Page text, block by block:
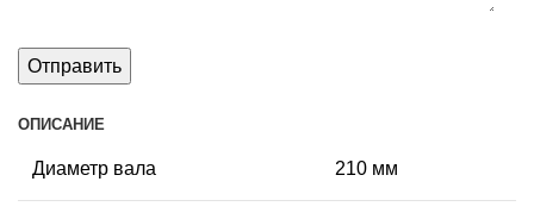
ОПИСАНИЕ
Диаметр вала 210 мм